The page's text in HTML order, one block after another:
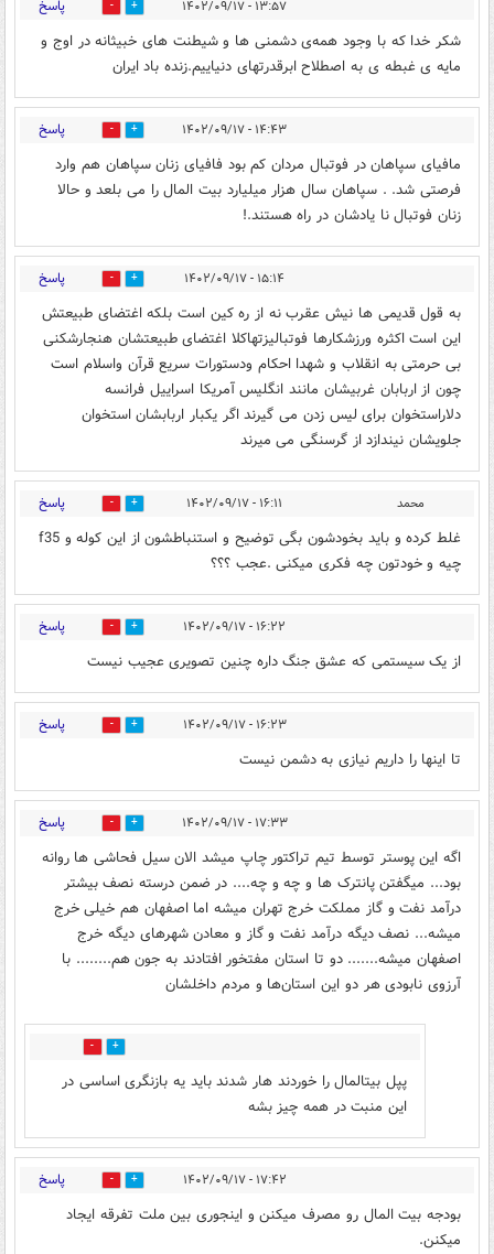
۱۳:۵۷ - ۱۴۰۲/۰۹/۱۷ 16 پاسخ
شکر خدا که با وجود همه‌ی دشمنی ها و شیطنت های خبیثانه در اوج و
مایه ی غبطه ی به اصطلاح ابرقدرتهای دنیاییم.زنده باد ایران
۱۴:۴۳ - ۱۴۰۲/۰۹/۱۷ 3 پاسخ
مافیای سپاهان در فوتبال مردان کم بود فافیای زنان سپاهان هم وارد
فرصتی شد. . سپاهان سال هزار میلیارد بیت المال را می بلعد و حالا
زنان فوتبال نا یادشان در راه هستند.!
۱۵:۱۴ - ۱۴۰۲/۰۹/۱۷ 4 پاسخ
به قول قدیمی ها نیش عقرب نه از ره کین است بلکه اغتضای طبیعتش
این است اکثره ورزشکارها فوتبالیزتهاکلا اغتضای طبیعتشان هنجارشکنی
بی حرمتی به انقلاب و شهدا احکام ودستورات سریع قرآن واسلام است
چون از اربابان غربیشان مانند انگلیس آمریکا اسراییل فرانسه
دلاراستخوان برای لیس زدن می گیرند اگر یکبار اربابشان استخوان
جلویشان نیندازد از گرسنگی می میرند
محمد ۱۶:۱۱ - ۱۴۰۲/۰۹/۱۷ 5 پاسخ
غلط کرده و باید بخودشون بگی توضیح و استنباطشون از این کوله و f35
چیه و خودتون چه فکری میکنی .عجب ؟؟؟
۱۶:۲۲ - ۱۴۰۲/۰۹/۱۷ 2 پاسخ
از یک سیستمی که عشق جنگ داره چنین تصویری عجیب نیست
۱۶:۲۳ - ۱۴۰۲/۰۹/۱۷ 4 پاسخ
تا اینها را داریم نیازی به دشمن نیست
۱۷:۳۳ - ۱۴۰۲/۰۹/۱۷ 3 پاسخ
اگه این پوستر توسط تیم تراکتور چاپ میشد الان سیل فحاشی ها روانه
بود... میگفتن پانترک ها و چه و چه.... در ضمن درسته نصف بیشتر
درآمد نفت و گاز مملکت خرج تهران میشه اما اصفهان هم خیلی خرج
میشه... نصف دیگه درآمد نفت و گاز و معادن شهرهای دیگه خرج
اصفهان میشه....... دو تا استان مفتخور افتادند به جون هم........ با
آرزوی نابودی هر دو این استان‌ها و مردم داخلشان
2
پپل بیتالمال را خوردند هار شدند باید یه بازنگری اساسی در
این منبت در همه چیز بشه
۱۷:۴۲ - ۱۴۰۲/۰۹/۱۷ 3 پاسخ
بودجه بیت المال رو مصرف میکنن و اینجوری بین ملت تفرقه ایجاد
میکنن.